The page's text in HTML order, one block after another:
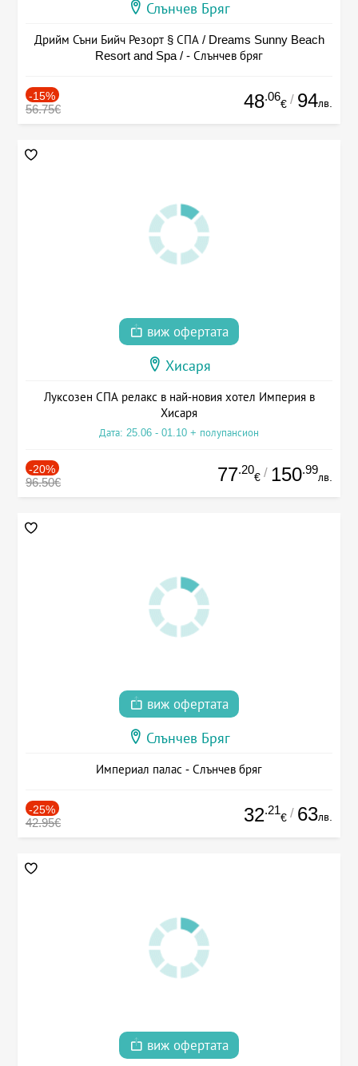
Слънчев Бряг
Дрийм Съни Бийч Резорт § СПА / Dreams Sunny Beach
Resort and Spa / - Слънчев бряг
-15%
56.75€ 48.06
€ / 94лв.
виж офертата
Хисаря
Луксозен СПА релакс в най-новия хотел Империя в
Хисаря
Дата: 25.06 - 01.10 + полупансион
-20%
96.50€ 77.20
€ / 150.99
лв.
виж офертата
Слънчев Бряг
Империал палас - Слънчев бряг
-25%
42.95€ 32.21
€ / 63лв.
виж офертата